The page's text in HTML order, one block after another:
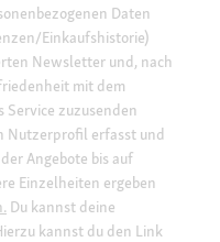
Daten
Einkaufshistorie)
Newsletter und, nach
mit dem
Service zuzusenden
Nutzerprofil erfasst und
Angebote bis auf
Einzelheiten ergeben
Du kannst deine
kannst du den Link